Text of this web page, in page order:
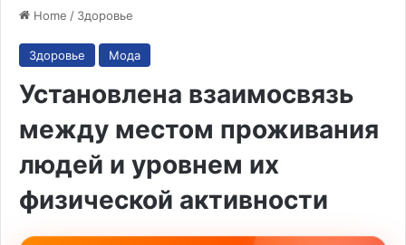
Home / Здоровье
Здоровье Мода
Установлена взаимосвязь
между местом проживания
людей и уровнем их
физической активности